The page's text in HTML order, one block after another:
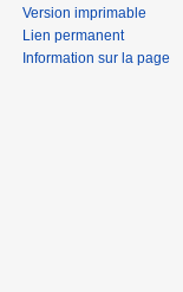
Version imprimable
Lien permanent
Information sur la page